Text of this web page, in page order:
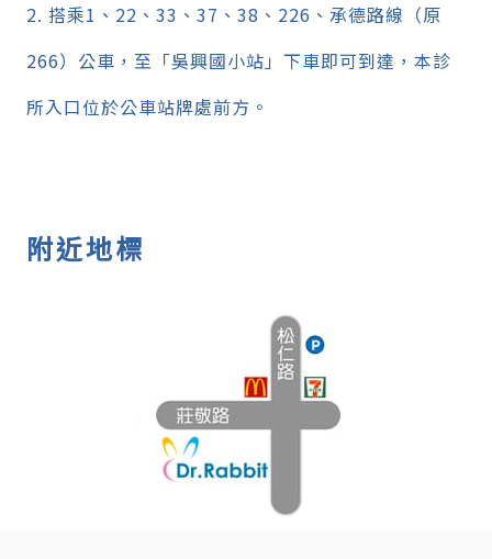
搭乘1、22、33、37、38、226、承德路線（原
266）公車，至「吳興國小站」下車即可到達，本診
所入口位於公車站牌處前方。
附近地標